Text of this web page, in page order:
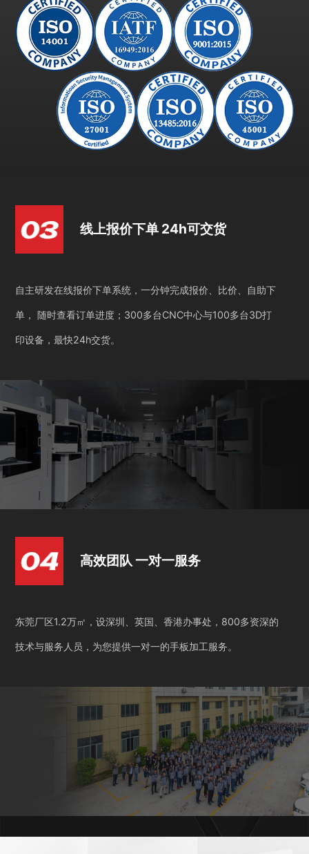
线上报价下单 24h可交货
自主研发在线报价下单系统，一分钟完成报价、比价、自助下
单， 随时查看订单进度；300多台CNC中心与100多台3D打
印设备，最快24h交货。
高效团队 一对一服务
东莞厂区1.2万㎡，设深圳、英国、香港办事处，800多资深的
技术与服务人员，为您提供一对一的手板加工服务。